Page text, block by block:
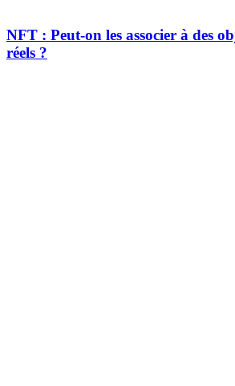
NFT : Peut-on les associer à des
réels ?